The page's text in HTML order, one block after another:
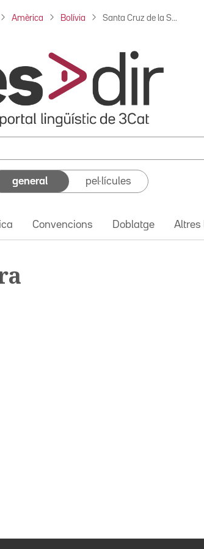
Amèrica Bolívia Santa Cruz de la S...
general pel·lícules
Convencions Doblatge Altres